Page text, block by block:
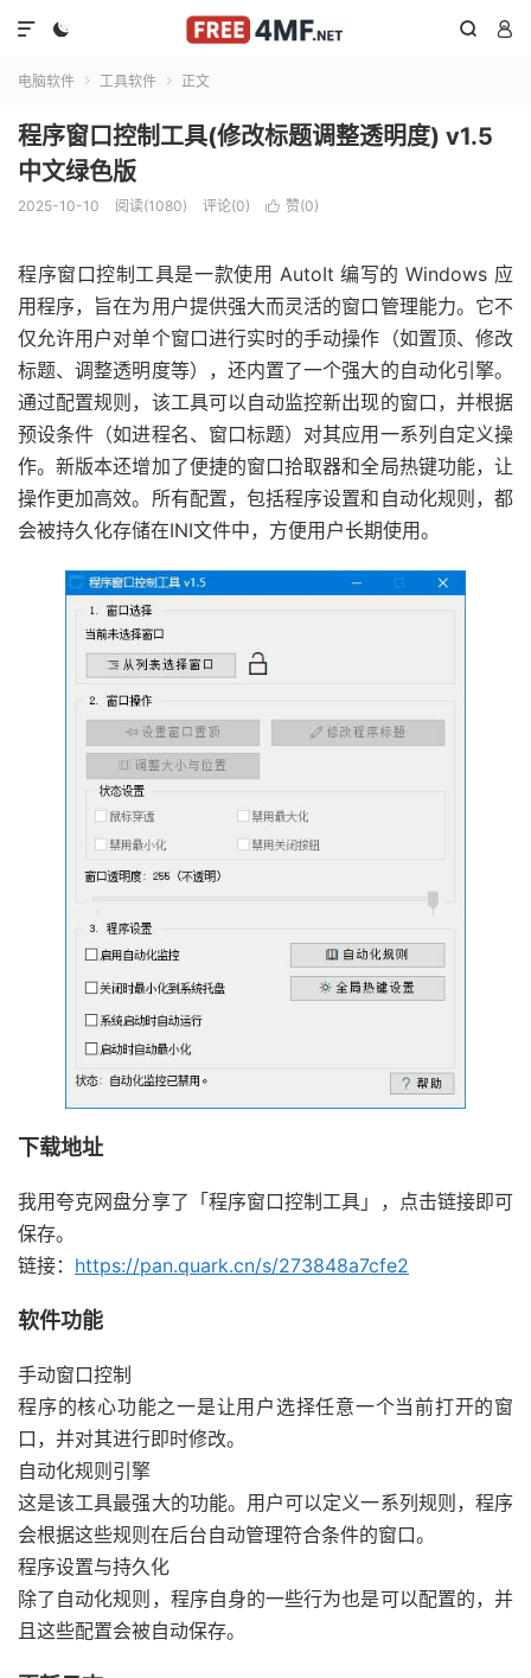
  

电脑软件  工具软件  正文
程序窗口控制工具(修改标题调整透明度) v1.5
中文绿色版
2025-10-10 阅读(1080) 评论(0)  赞(0)
程序窗口控制工具是一款使用 AutoIt 编写的 Windows 应
用程序，旨在为用户提供强大而灵活的窗口管理能力。它不
仅允许用户对单个窗口进行实时的手动操作（如置顶、修改
标题、调整透明度等），还内置了一个强大的自动化引擎。
通过配置规则，该工具可以自动监控新出现的窗口，并根据
预设条件（如进程名、窗口标题）对其应用一系列自定义操
作。新版本还增加了便捷的窗口拾取器和全局热键功能，让
操作更加高效。所有配置，包括程序设置和自动化规则，都
会被持久化存储在INI文件中，方便用户长期使用。
下载地址
我用夸克网盘分享了「程序窗口控制工具」，点击链接即可
保存。
链接： https://pan.quark.cn/s/273848a7cfe2
软件功能
手动窗口控制
程序的核心功能之一是让用户选择任意一个当前打开的窗
口，并对其进行即时修改。
自动化规则引擎
这是该工具最强大的功能。用户可以定义一系列规则，程序
会根据这些规则在后台自动管理符合条件的窗口。
程序设置与持久化
除了自动化规则，程序自身的一些行为也是可以配置的，并
且这些配置会被自动保存。